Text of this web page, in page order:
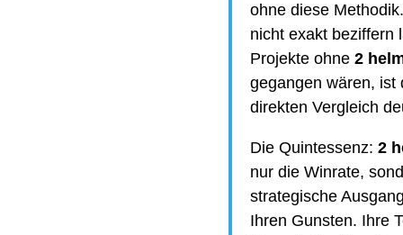
ohne diese
nicht exakt beziffern
Projekte ohne 2
gegangen wären, ist
direkten Vergleich
Die Quintessenz: 2
nur die Winrate,
strategische
Ihren Gunsten. Ihre